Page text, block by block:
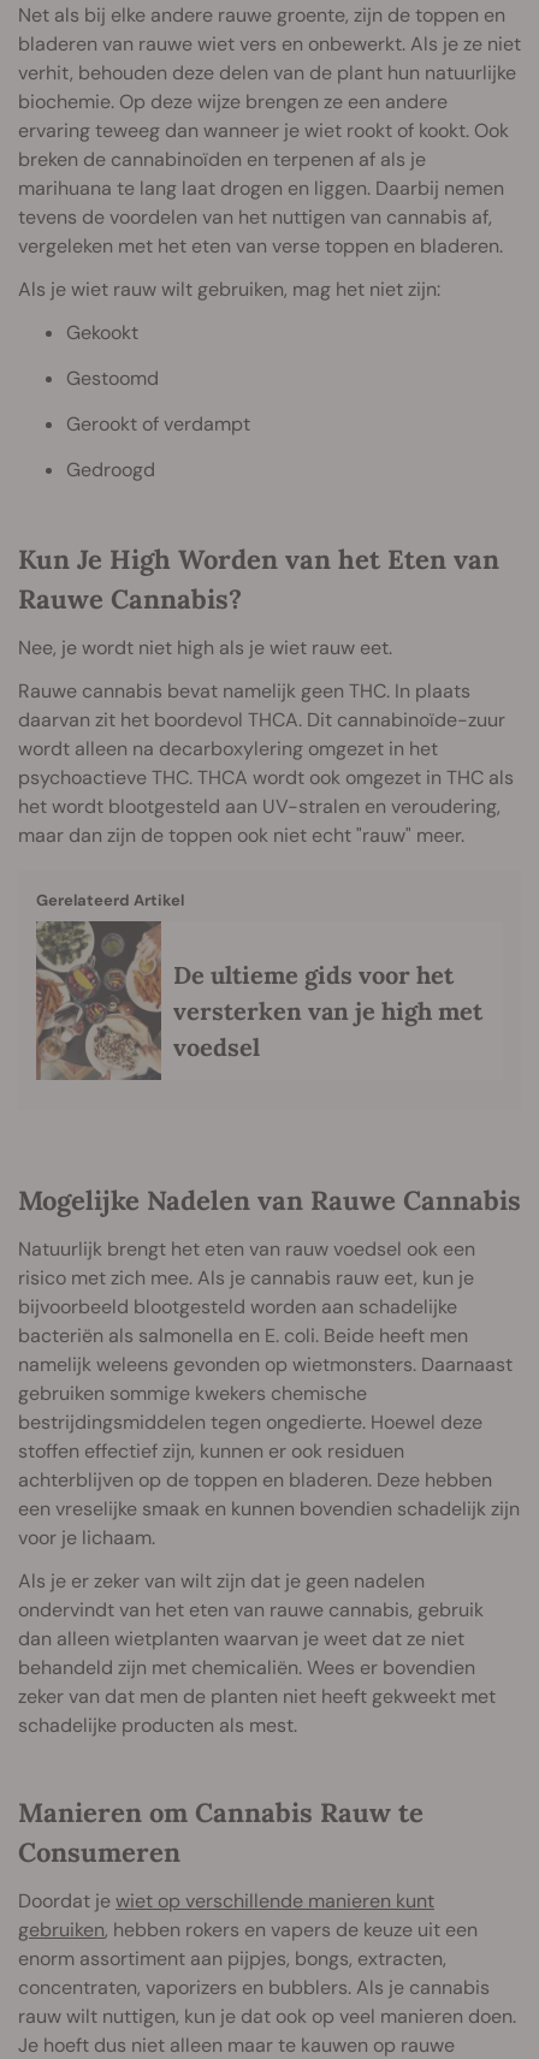
Net als bij elke andere rauwe groente, zijn de toppen en
bladeren van rauwe wiet vers en onbewerkt. Als je ze niet
verhit, behouden deze delen van de plant hun natuurlijke
biochemie. Op deze wijze brengen ze een andere
ervaring teweeg dan wanneer je wiet rookt of kookt. Ook
breken de cannabinoïden en terpenen af als je
marihuana te lang laat drogen en liggen. Daarbij nemen
tevens de voordelen van het nuttigen van cannabis af,
vergeleken met het eten van verse toppen en bladeren.
Als je wiet rauw wilt gebruiken, mag het niet zijn:
Gekookt
Gestoomd
Gerookt of verdampt
Gedroogd
Kun Je High Worden van het Eten van
Rauwe Cannabis?
Nee, je wordt niet high als je wiet rauw eet.
Rauwe cannabis bevat namelijk geen THC. In plaats
daarvan zit het boordevol THCA. Dit cannabinoïde-zuur
wordt alleen na decarboxylering omgezet in het
psychoactieve THC. THCA wordt ook omgezet in THC als
het wordt blootgesteld aan UV-stralen en veroudering,
maar dan zijn de toppen ook niet echt "rauw" meer.
Gerelateerd Artikel
De ultieme gids voor het
versterken van je high met
voedsel
Mogelijke Nadelen van Rauwe Cannabis
Natuurlijk brengt het eten van rauw voedsel ook een
risico met zich mee. Als je cannabis rauw eet, kun je
bijvoorbeeld blootgesteld worden aan schadelijke
bacteriën als salmonella en E. coli. Beide heeft men
namelijk weleens gevonden op wietmonsters. Daarnaast
gebruiken sommige kwekers chemische
bestrijdingsmiddelen tegen ongedierte. Hoewel deze
stoffen effectief zijn, kunnen er ook residuen
achterblijven op de toppen en bladeren. Deze hebben
een vreselijke smaak en kunnen bovendien schadelijk zijn
voor je lichaam.
Als je er zeker van wilt zijn dat je geen nadelen
ondervindt van het eten van rauwe cannabis, gebruik
dan alleen wietplanten waarvan je weet dat ze niet
behandeld zijn met chemicaliën. Wees er bovendien
zeker van dat men de planten niet heeft gekweekt met
schadelijke producten als mest.
Manieren om Cannabis Rauw te
Consumeren
Doordat jewiet op verschillende manieren kunt
gebruiken, hebben rokers en vapers de keuze uit een
enorm assortiment aan pijpjes, bongs, extracten,
concentraten, vaporizers en bubblers. Als je cannabis
rauw wilt nuttigen, kun je dat ook op veel manieren doen.
Je hoeft dus niet alleen maar te kauwen op rauwe